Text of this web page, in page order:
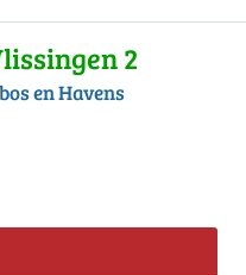
2
en Havens